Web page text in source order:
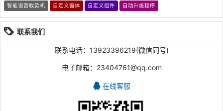
智能语音收款机 自定义窗体 自定义组件 自动升级程序
联系我们
联系电话：13923396219(微信同号)
电子邮箱：23404761@qq.com
在线客服